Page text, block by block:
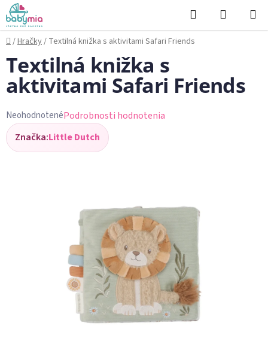
Prejsť
na
obsah
Hľadať
KOŠÍK
Domov
/Hračky/ Textilná knižka s aktivitami Safari Friends
Textilná knižka s
aktivitami Safari Friends
Priemerné
hodnotenie
produktu
NeohodnotenéPodrobnosti hodnotenia
Značka:Little Dutch